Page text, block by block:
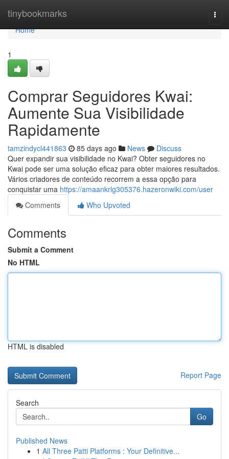
tinybookmarks
Home
Home
1
Comprar Seguidores Kwai:
Aumente Sua Visibilidade
Rapidamente
tamzindycl441863 85 days ago News
Discuss
Quer expandir sua visibilidade no Kwai? Obter seguidores no
Kwai pode ser uma solução eficaz para obter maiores resultados.
Vários criadores de conteúdo recorrem a essa opção para
conquistar uma https://amaankrlg305376.hazeronwiki.com/user
Comments
Who Upvoted
Comments
Submit a Comment
No HTML
HTML is disabled
Report Page
Search
Go
Published News
1 All Three Patti Platforms : Your Definitive...